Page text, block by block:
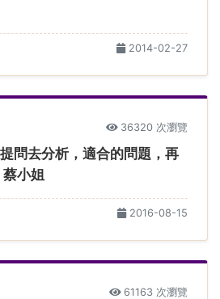
2014-02-27
36320 次瀏覽
問去分析，適合的問題，再
小姐
2016-08-15
61163 次瀏覽